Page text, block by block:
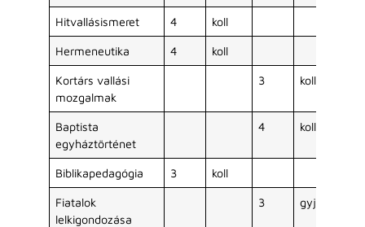
Hitvallásismeret 4 koll
Hermeneutika 4 koll
Kortárs vallási
mozgalmak
3 koll
Baptista
egyháztörténet
4 koll
Biblikapedagógia 3 koll
Fiatalok
lelkigondozása
3 gyj